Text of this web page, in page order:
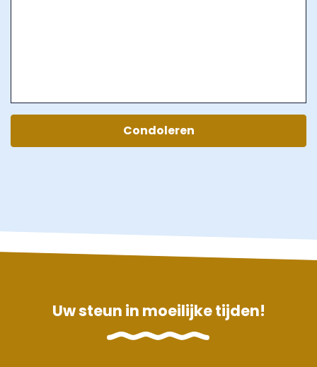
Condoleren
Uw steun in moeilijke tijden!